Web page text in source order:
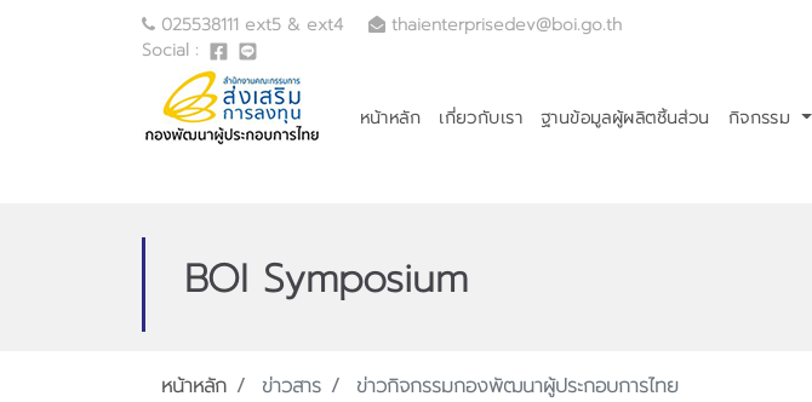
025538111 ext5 & ext4
thaienterprisedev@boi.go.th
Social :
หน้าหลัก เกี่ยวกับเรา ฐานข้อมูลผู้ผลิตชิ้นส่วน กิจกรรม
BOI Symposium
หน้าหลัก ข่าวสาร
ข่าวกิจกรรมกองพัฒนาผู้ประกอบการไทย